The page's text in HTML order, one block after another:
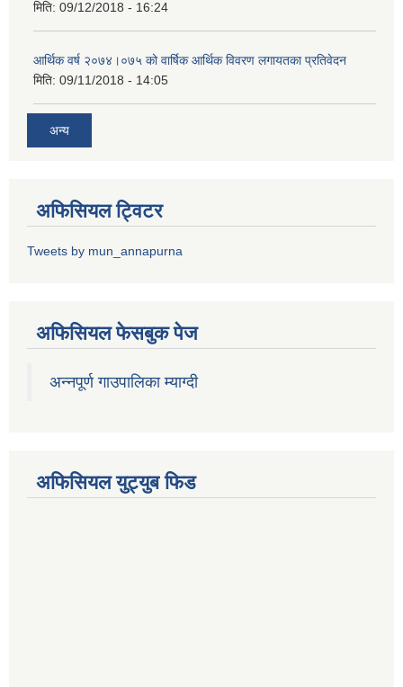
मिति: 09/12/2018 - 16:24
आर्थिक वर्ष २०७४।०७५ को वार्षिक आर्थिक विवरण लगायतका प्रतिवेदन
मिति: 09/11/2018 - 14:05
अन्य
अफिसियल ट्विटर
Tweets by mun_annapurna
अफिसियल फेसबुक पेज
अन्नपूर्ण गाउपालिका म्याग्दी
अफिसियल युट्युब फिड